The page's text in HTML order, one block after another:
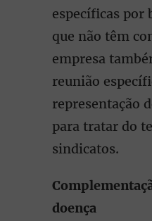
específicas por
que não têm
empresa
reunião
representação
para tratar do
sindicatos.
doença